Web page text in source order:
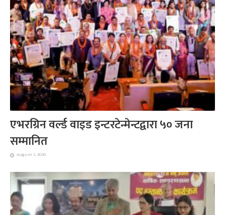
एभरग्रिन वर्ल्ड वाइड इन्टरटेन्मेन्टद्वारा ५० जना
सम्मानित
August 1, 2026